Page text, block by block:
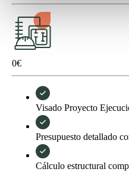
0€
Visado Proyecto
Presupuesto detallado
Cálculo estructural